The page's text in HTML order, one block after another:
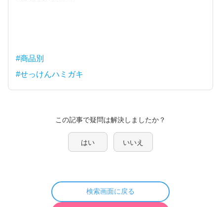
#商品別
#せっけんハミガキ
この記事で疑問は解決しましたか？
はい いいえ
検索画面に戻る